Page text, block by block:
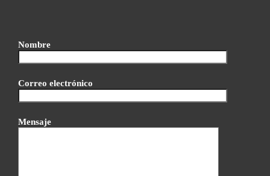
Nombre
Correo electrónico
Mensaje